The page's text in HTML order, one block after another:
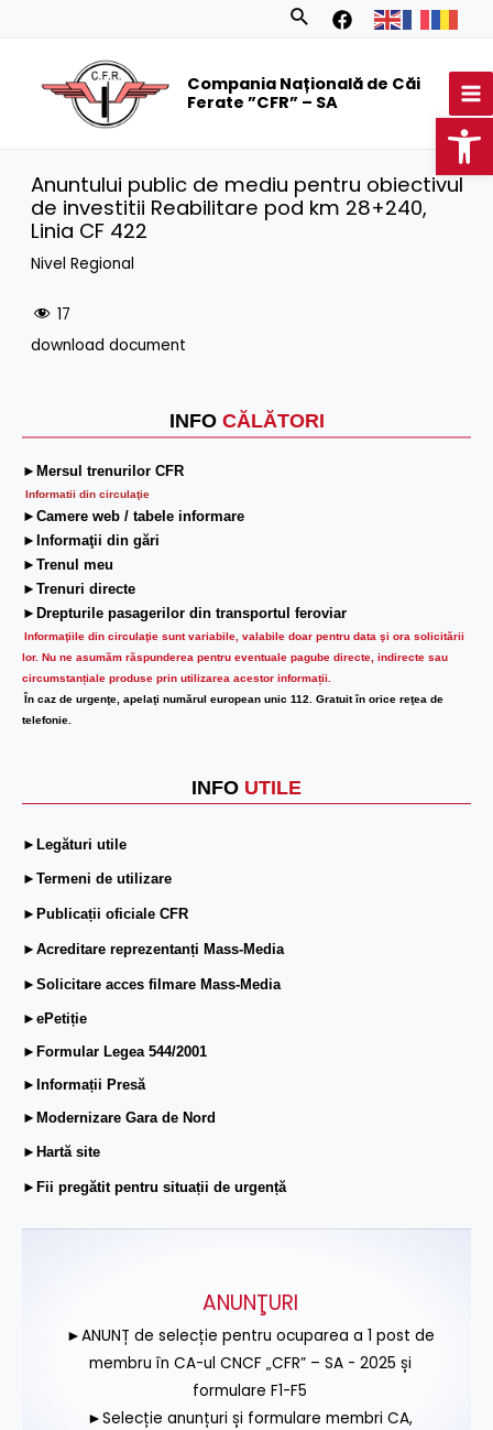
Search
Compania Națională de Căi
Ferate ”CFR” – SA
INFO CĂLĂTORI
►Mersul trenurilor CFR
Informatii din circulaţie
►Camere web / tabele informare
►Informaţii din gări
►Trenul meu
►Trenuri directe
►Drepturile pasagerilor din transportul feroviar
Informaţiile din circulaţie sunt variabile, valabile doar pentru data şi ora solicitării
lor. Nu ne asumăm răspunderea pentru eventuale pagube directe, indirecte sau
circumstanțiale produse prin utilizarea acestor informații.
În caz de urgenţe, apelaţi numărul european unic 112. Gratuit în orice reţea de
telefonie.
INFO UTILE
►Legături utile
►Termeni de utilizare
►Publicații oficiale CFR
►Acreditare reprezentanți Mass-Media
►Solicitare acces filmare Mass-Media
►ePetiție
►Formular Legea 544/2001
►Informații Presă
►Modernizare Gara de Nord
►Hartă site
►Fii pregătit pentru situații de urgență
Anuntului public de mediu pentru obiectivul
de investitii Reabilitare pod km 28+240,
Linia CF 422
Nivel Regional
17
download document
ANUNŢURI
►ANUNȚ de selecție pentru ocuparea a 1 post de
membru în CA-ul CNCF „CFR” – SA - 2025 și
formulare F1-F5
►Selecție anunțuri și formulare membri CA,